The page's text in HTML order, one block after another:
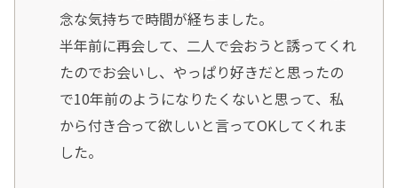
念な気持ちで時間が経ちました。
半年前に再会して、二人で会おうと誘ってくれ
たのでお会いし、やっぱり好きだと思ったの
で10年前のようになりたくないと思って、私
から付き合って欲しいと言ってOKしてくれま
した。